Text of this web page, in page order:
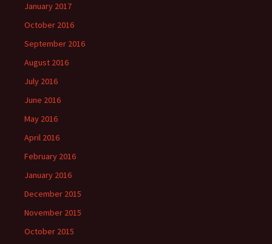
January 2017
October 2016
September 2016
August 2016
July 2016
June 2016
May 2016
April 2016
February 2016
January 2016
December 2015
November 2015
October 2015